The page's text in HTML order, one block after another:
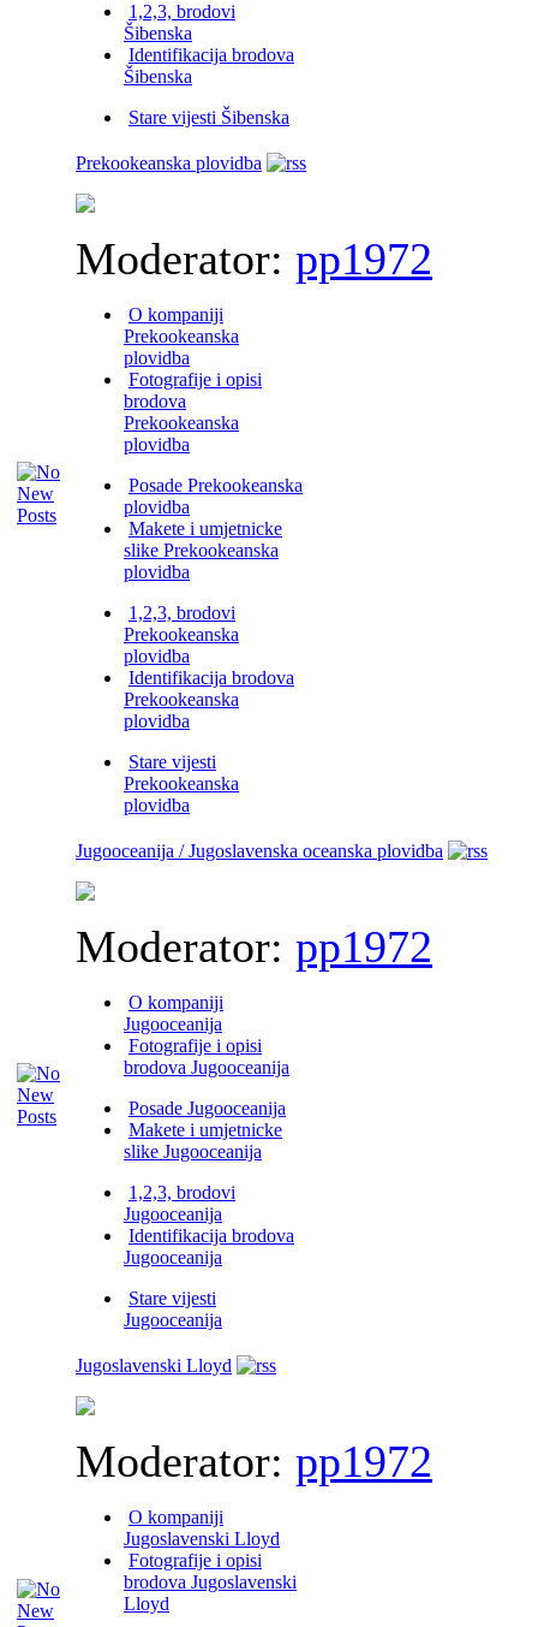
1,2,3, brodovi
Šibenska
Identifikacija brodova
Šibenska
Stare vijesti Šibenska
Prekookeanska plovidba
Moderator: pp1972
O kompaniji
Prekookeanska
plovidba
Fotografije i opisi
brodova
Prekookeanska
plovidba
Posade Prekookeanska
plovidba
Makete i umjetnicke
slike Prekookeanska
plovidba
1,2,3, brodovi
Prekookeanska
plovidba
Identifikacija brodova
Prekookeanska
plovidba
Stare vijesti
Prekookeanska
plovidba
Jugooceanija / Jugoslavenska oceanska plovidba
Moderator: pp1972
O kompaniji
Jugooceanija
Fotografije i opisi
brodova Jugooceanija
Posade Jugooceanija
Makete i umjetnicke
slike Jugooceanija
1,2,3, brodovi
Jugooceanija
Identifikacija brodova
Jugooceanija
Stare vijesti
Jugooceanija
Jugoslavenski Lloyd
Moderator: pp1972
O kompaniji
Jugoslavenski Lloyd
Fotografije i opisi
brodova Jugoslavenski
Lloyd